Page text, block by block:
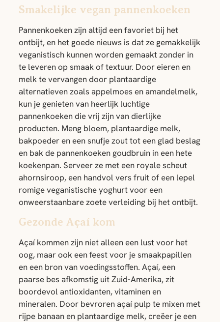
Smakelijke vegan pannenkoeken
Pannenkoeken zijn altijd een favoriet bij het
ontbijt, en het goede nieuws is dat ze gemakkelijk
veganistisch kunnen worden gemaakt zonder in
te leveren op smaak of textuur. Door eieren en
melk te vervangen door plantaardige
alternatieven zoals appelmoes en amandelmelk,
kun je genieten van heerlijk luchtige
pannenkoeken die vrij zijn van dierlijke
producten. Meng bloem, plantaardige melk,
bakpoeder en een snufje zout tot een glad beslag
en bak de pannenkoeken goudbruin in een hete
koekenpan. Serveer ze met een royale scheut
ahornsiroop, een handvol vers fruit of een lepel
romige veganistische yoghurt voor een
onweerstaanbare zoete verleiding bij het ontbijt.
Gezonde Açaí kom
Açaí kommen zijn niet alleen een lust voor het
oog, maar ook een feest voor je smaakpapillen
en een bron van voedingsstoffen. Açaí, een
paarse bes afkomstig uit Zuid-Amerika, zit
boordevol antioxidanten, vitaminen en
mineralen. Door bevroren açaí pulp te mixen met
rijpe banaan en plantaardige melk, creëer je een